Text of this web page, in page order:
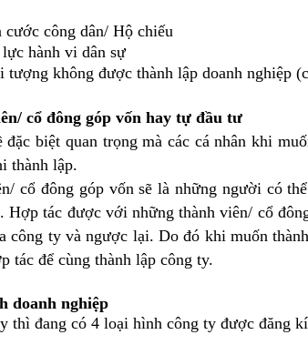
công dân/ Hộ chiếu
hành vi dân sự
không được thành lập doanh nghiệp
cổ đông góp vốn hay tự đầu tư
quan trọng mà các cá nhân khi muốn
thành lập.
góp vốn sẽ là những người có thể
Hợp tác được với những thành viên/ cổ
công ty và ngược lại. Do đó khi muốn
tác để cùng thành lập công ty.
doanh nghiệp
thì đang có 4 loại hình công ty được đăng